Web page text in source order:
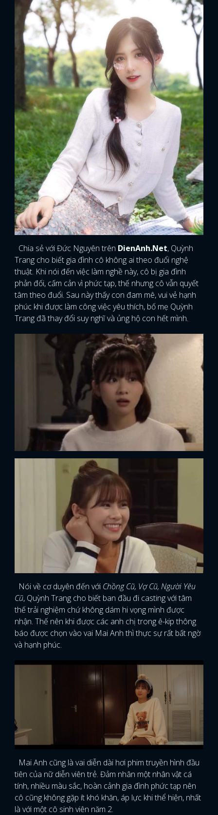
Chia sẻ với Đức Nguyên trên DienAnh.Net, Quỳnh
Trang cho biết gia đình cô không ai theo đuổi nghệ
thuật. Khi nói đến việc làm nghề này, cô bị gia đình
phản đối, cấm cản vì phức tạp, thế nhưng cô vẫn quyết
tâm theo đuổi. Sau này thấy con đam mê, vui vẻ hạnh
phúc khi được làm công việc yêu thích, bố mẹ Quỳnh
Trang đã thay đổi suy nghĩ và ủng hộ con hết mình.
Nói về cơ duyên đến với Chồng Cũ, Vợ Cũ, Người Yêu
Cũ, Quỳnh Trang cho biết ban đầu đi casting với tâm
thế trải nghiệm chứ không dám hi vọng mình được
nhận. Thế nên khi được các anh chị trong ê-kip thông
báo được chọn vào vai Mai Anh thì thực sự rất bất ngờ
và hạnh phúc.
Mai Anh cũng là vai diễn dài hơi phim truyền hình đầu
tiên của nữ diễn viên trẻ. Đảm nhân một nhân vật cá
tính, nhiều màu sắc, hoàn cảnh gia đình phức tạp nên
cô cũng không gặp ít khó khăn, áp lực khi thể hiện, nhất
là với một cô sinh viên năm 2.